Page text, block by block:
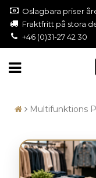
Oslagbara priser
Fraktfritt på stora
+46 (0)31-27 42 30
Multifunktions